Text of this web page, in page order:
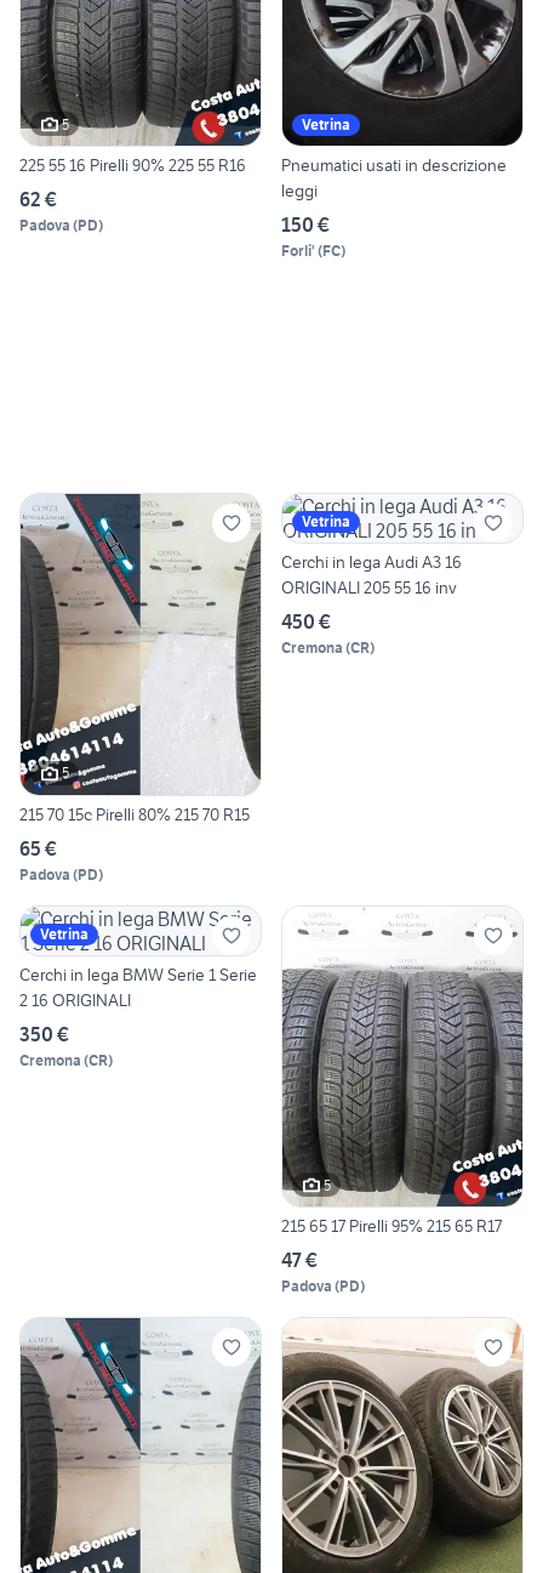
5
225 55 16 Pirelli 90% 225 55 R16
62 €
Padova (PD)
Vetrina
Pneumatici usati in descrizione
leggi
150 €
Forli' (FC)
5
215 70 15c Pirelli 80% 215 70 R15
65 €
Padova (PD)
Vetrina
Cerchi in lega Audi A3 16
ORIGINALI 205 55 16 inv
450 €
Cremona (CR)
Vetrina
Cerchi in lega BMW Serie 1 Serie
2 16 ORIGINALI
350 €
Cremona (CR)
5
215 65 17 Pirelli 95% 215 65 R17
47 €
Padova (PD)